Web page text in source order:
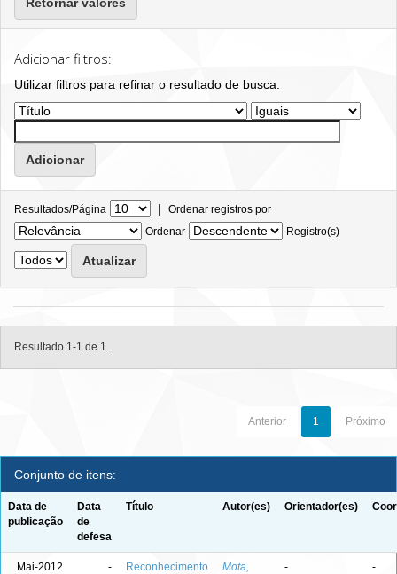
Adicionar filtros:
Utilizar filtros para refinar o resultado de busca.
Resultados/Página | Ordenar registros por
Ordenar
Registro(s)
Resultado 1-1 de 1.
Anterior 1 Próximo
Conjunto de itens:
Data de
publicação
Data
de
defesa
Título Autor(es) Orientador(es)
Mai-2012 -
Reconhecimento
Mota,
- -